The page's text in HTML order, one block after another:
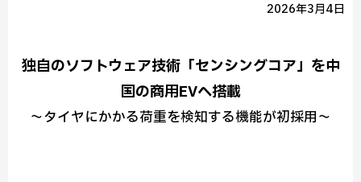
2026年3月4日
独自のソフトウェア技術「センシングコア」を中
国の商用EVへ搭載
～タイヤにかかる荷重を検知する機能が初採用～